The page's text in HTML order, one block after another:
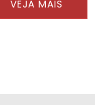
VEJA MAIS